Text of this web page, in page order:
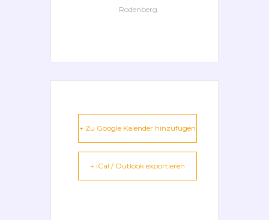
Rodenberg
+ Zu Google Kalender hinzufügen
+ iCal / Outlook exportieren